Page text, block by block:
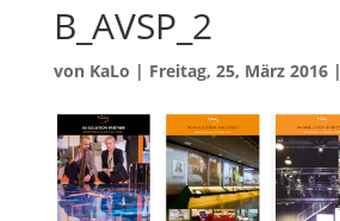
B_AVSP_2
von KaLo | Freitag, 25, März 2016|